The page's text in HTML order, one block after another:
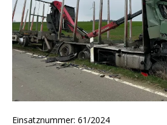
Einsatznummer: 61/2024